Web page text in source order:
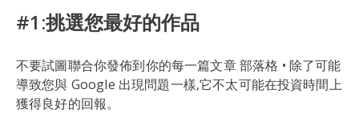
#1:挑選您最好的作品
不要試圖聯合你發佈到你的每一篇文章 部落格 • 除了可能
導致您與 Google 出現問題一樣,它不太可能在投資時間上
獲得良好的回報。